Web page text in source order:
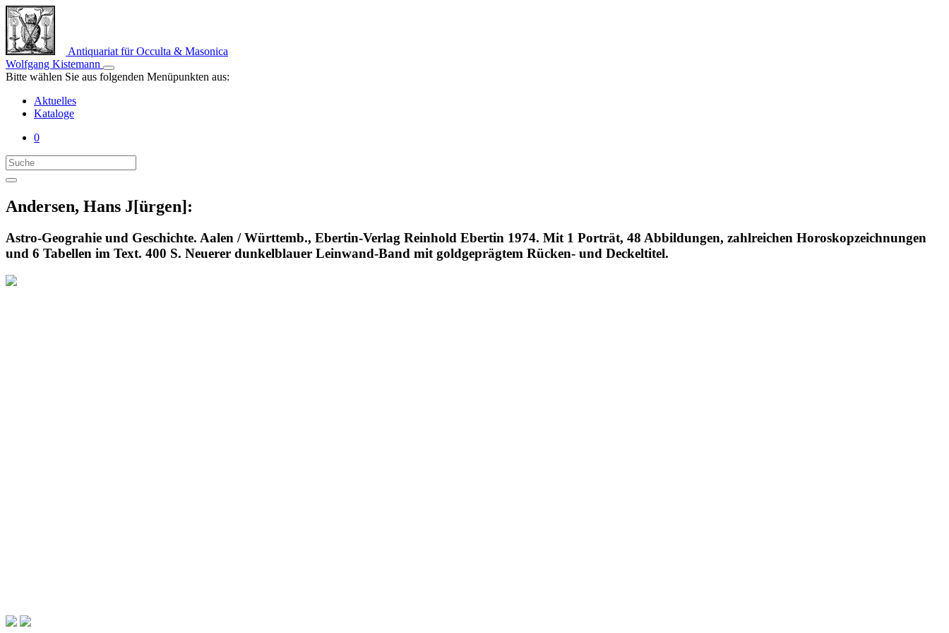
Antiquariat für Occulta & Masonica
Wolfgang Kistemann
Bitte wählen Sie aus folgenden Menüpunkten aus:
Aktuelles
Kataloge
0
Andersen, Hans J[ürgen]:
Astro-Geograhie und Geschichte. Aalen / Württemb., Ebertin-Verlag Reinhold Ebertin 1974. Mit 1 Porträt, 48 Abbildungen, zahlreichen Horoskopzeichnungen
und 6 Tabellen im Text. 400 S. Neuerer dunkelblauer Leinwand-Band mit goldgeprägtem Rücken- und Deckeltitel.